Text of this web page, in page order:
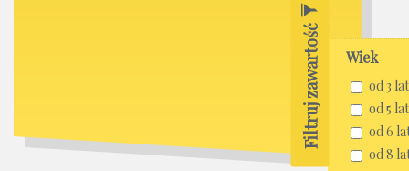
Filtruj zawartość Wiek
od 3 lat
od 5 lat
od 6
od 8